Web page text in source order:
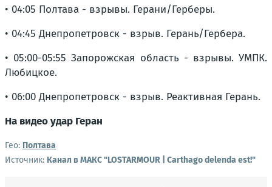
• 04:05 Полтава - взрывы. Герани/Герберы.
• 04:45 Днепропетровск - взрыв. Герань/Гербера.
• 05:00-05:55 Запорожская область - взрывы. УМПК.
Любицкое.
• 06:00 Днепропетровск - взрыв. Реактивная Герань.
На видео удар Геран
Гео: Полтава
Источник: Канал в МАКС "LOSTARMOUR | Carthago delenda est!"